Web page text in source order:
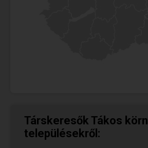
Társkeresők Tákos
településekről: